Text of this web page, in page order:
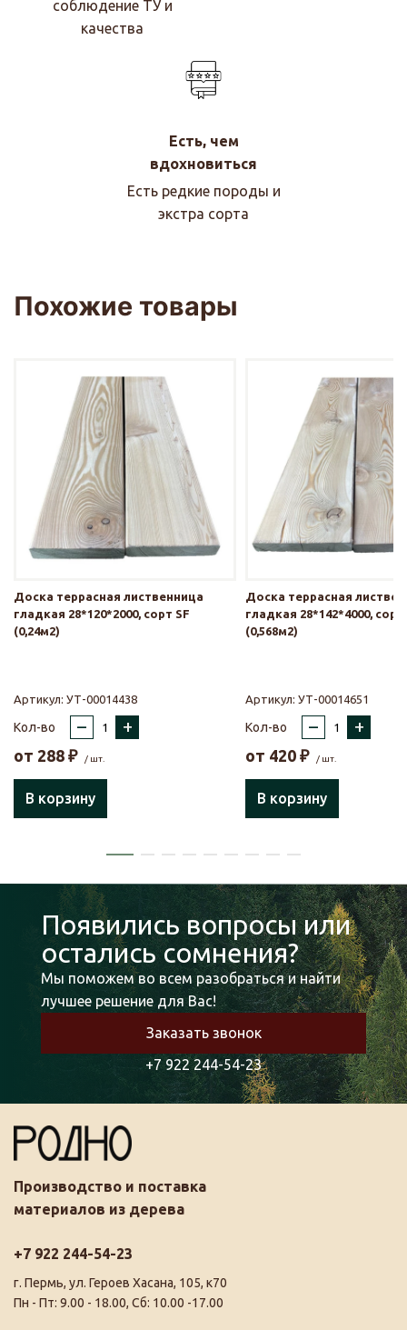
соблюдение ТУ и
качества
Есть, чем
вдохновиться
Есть редкие породы и
экстра сорта
Похожие товары
Доска террасная лиственница
гладкая 28*120*2000, сорт SF
(0,24м2)
Артикул: УТ-00014438
Кол-во – +
от 288 ₽ / шт.
В корзину
Доска террасная
гладкая 28*142*4000,
(0,568м2)
Артикул: УТ-00014651
Кол-во – +
от 420 ₽ / шт.
В корзину
Появились вопросы или
остались сомнения?
Мы поможем во всем разобраться и найти
лучшее решение для Вас!
Заказать звонок
+7 922 244-54-23
Производство и поставка
материалов из дерева
+7 922 244-54-23
г. Пермь, ул. Героев Хасана, 105, к70
Пн - Пт: 9.00 - 18.00, Сб: 10.00 -17.00